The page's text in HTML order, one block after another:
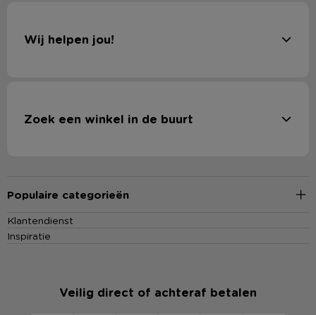
Wij helpen jou!
Zoek een winkel in de buurt
Populaire categorieën
Klantendienst
Inspiratie
Veilig direct of achteraf betalen